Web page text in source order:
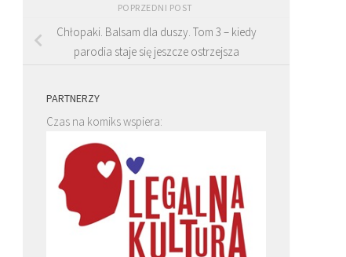
POPRZEDNI POST
Chłopaki. Balsam dla duszy. Tom 3 – kiedy
parodia staje się jeszcze ostrzejsza
PARTNERZY
Czas na komiks wspiera: